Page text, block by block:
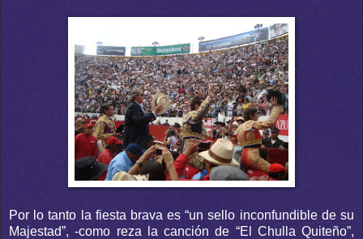
Por lo tanto la fiesta brava es “un sello inconfundible de su
Majestad”, -como reza la canción de “El Chulla Quiteño”,